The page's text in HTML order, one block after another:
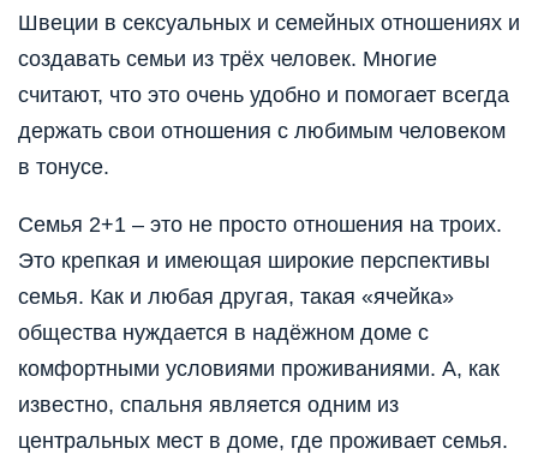
Швеции в сексуальных и семейных отношениях и
создавать семьи из трёх человек. Многие
считают, что это очень удобно и помогает всегда
держать свои отношения с любимым человеком
в тонусе.
Семья 2+1 – это не просто отношения на троих.
Это крепкая и имеющая широкие перспективы
семья. Как и любая другая, такая «ячейка»
общества нуждается в надёжном доме с
комфортными условиями проживаниями. А, как
известно, спальня является одним из
центральных мест в доме, где проживает семья.